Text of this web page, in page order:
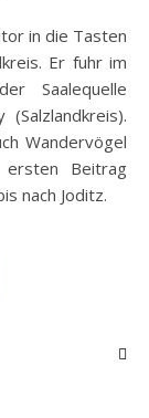
Er fuhr im
Saalequelle
Wandervögel
Beitrag
nach Joditz.